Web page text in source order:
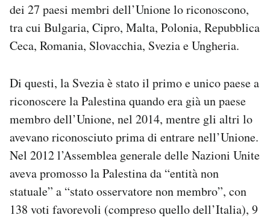
dei 27 paesi membri dell’Unione lo riconoscono,
tra cui Bulgaria, Cipro, Malta, Polonia, Repubblica
Ceca, Romania, Slovacchia, Svezia e Ungheria.
Di questi, la Svezia è stato il primo e unico paese a
riconoscere la Palestina quando era già un paese
membro dell’Unione, nel 2014, mentre gli altri lo
avevano riconosciuto prima di entrare nell’Unione.
Nel 2012 l’Assemblea generale delle Nazioni Unite
aveva promosso la Palestina da “entità non
statuale” a “stato osservatore non membro”, con
138 voti favorevoli (compreso quello dell’Italia), 9